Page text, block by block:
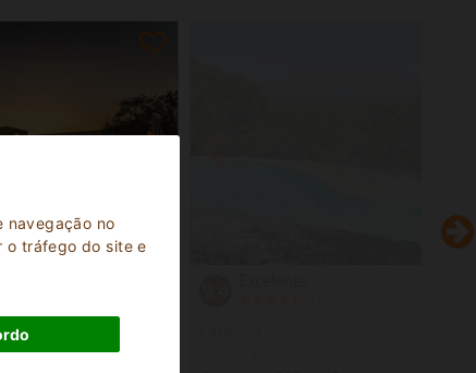
navegação no
o tráfego do site e